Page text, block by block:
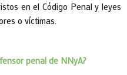
en el Código Penal y leyes
o víctimas.
penal de NNyA?